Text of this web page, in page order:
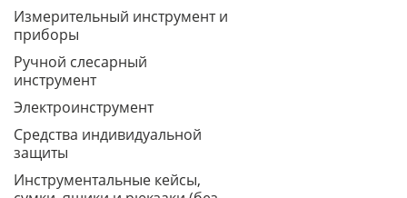
Измерительный инструмент и
приборы
Ручной слесарный
инструмент
Электроинструмент
Средства индивидуальной
защиты
Инструментальные кейсы,